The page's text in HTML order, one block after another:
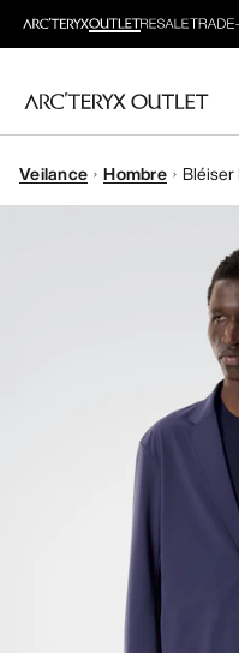
MUJERE
Veilance Hombre Bléiser